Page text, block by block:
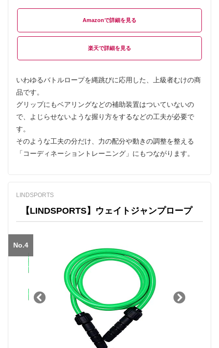
Amazon
楽天
いわゆるバトルロープを縄跳びに応用した、上級者むけの商
品です。
グリップにもベアリングなどの補助装置はついていないの
で、よじらせないような握り方をするなどの工夫が必要で
す。
そのような工夫の分だけ、力の配分や動きの調整を整える
「コーディネーショントレーニング」にもつながります。
LINDSPORTS
【LINDSPORTS】ウェイトジャンプロープ
No.4